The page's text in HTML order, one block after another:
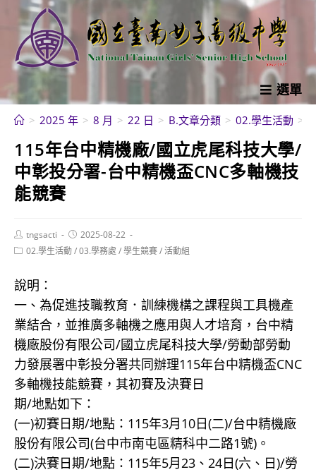
內
選單
> 2025 年 > 8 月 > 22 日 > B.文章分類 > 02.學生活動 >
115年台中精機廠/國立虎尾科技大學/
中彰投分署-台中精機盃CNC多軸機技
能競賽
Post
author:
tngsacti
Post
published:
2025-08-22
Post02.學生活動/03.學務處 /學生競賽/活動組
說明：
一、為促進技職教育．訓練機構之課程與工具機產
業結合，並推廣多軸機之應用與人才培育，台中精
機廠股份有限公司/國立虎尾科技大學/勞動部勞動
力發展署中彰投分署共同辦理115年台中精機盃CNC
多軸機技能競賽，其初賽及決賽日
期/地點如下：
(一)初賽日期/地點：115年3月10日(二)/台中精機廠
股份有限公司(台中市南屯區精科中二路1號)。
(二)決賽日期/地點：115年5月23、24日(六、日)/勞